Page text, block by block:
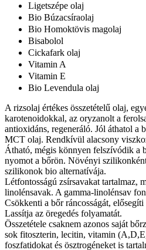
Ligetszépe olaj
Bio Búzacsíraolaj
Bio Homoktövis magolaj
Bisabolol
Cickafark olaj
Vitamin A
Vitamin E
Bio Levendula olaj
A rizsolaj értékes összetételű olaj,
karotenoidokkal, az oryzanolt a
antioxidáns, regeneráló. Jól áthatol a
MCT olaj. Rendkívül alacsony
Átható, mégis könnyen felszívódik a
nyomot a bőrön. Növényi
szilikonok bio alternatívája.
Létfontosságú zsírsavakat tartalmaz,
linolénsavak. A gamma-linolénsav
Csökkenti a bőr ráncosságát, elősegíti
Lassítja az öregedés folyamatát.
Összetétele csaknem azonos saját
sok fitoszterin, lecitin, vitamin
foszfatidokat és ösztrogéneket is